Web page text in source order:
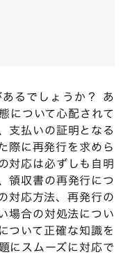
るでしょうか？ あ
について心配されて
支払いの証明となる
際に再発行を求めら
対応は必ずしも自明
領収書の再発行につ
対応方法、再発行の
場合の対処法につい
ついて正確な知識を
にスムーズに対応で